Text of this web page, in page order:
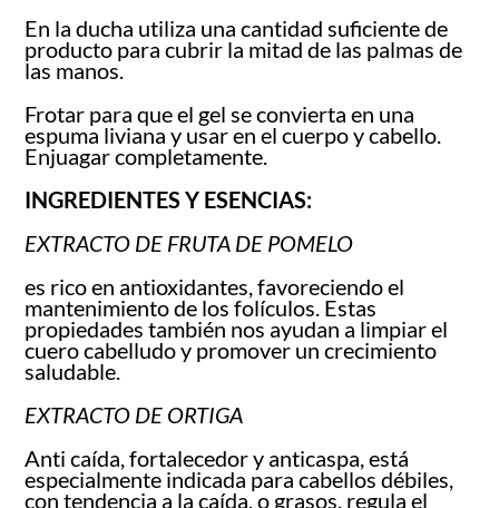
En la ducha utiliza una cantidad suficiente de
producto para cubrir la mitad de las palmas de
las manos.
Frotar para que el gel se convierta en una
espuma liviana y usar en el cuerpo y cabello.
Enjuagar completamente.
INGREDIENTES Y ESENCIAS:
EXTRACTO DE FRUTA DE POMELO
es rico en antioxidantes, favoreciendo el
mantenimiento de los folículos. Estas
propiedades también nos ayudan a limpiar el
cuero cabelludo y promover un crecimiento
saludable.
EXTRACTO DE ORTIGA
Anti caída, fortalecedor y anticaspa, está
especialmente indicada para cabellos débiles,
con tendencia a la caída, o grasos, regula el